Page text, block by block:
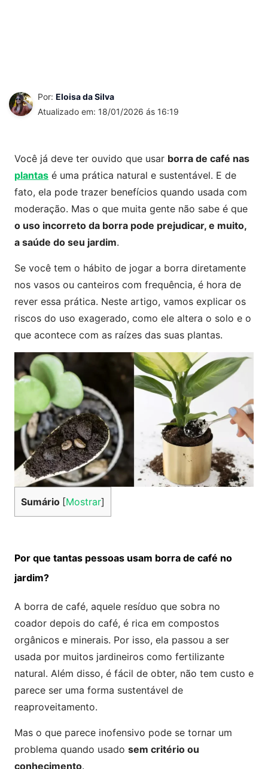
Por: Eloisa da Silva
Atualizado em: 18/01/2026 ás 16:19
Você já deve ter ouvido que usar borra de café nas
plantas é uma prática natural e sustentável. E de
fato, ela pode trazer benefícios quando usada com
moderação. Mas o que muita gente não sabe é que
o uso incorreto da borra pode prejudicar, e muito,
a saúde do seu jardim.
Se você tem o hábito de jogar a borra diretamente
nos vasos ou canteiros com frequência, é hora de
rever essa prática. Neste artigo, vamos explicar os
riscos do uso exagerado, como ele altera o solo e o
que acontece com as raízes das suas plantas.
Sumário [Mostrar]
Por que tantas pessoas usam borra de café no
jardim?
A borra de café, aquele resíduo que sobra no
coador depois do café, é rica em compostos
orgânicos e minerais. Por isso, ela passou a ser
usada por muitos jardineiros como fertilizante
natural. Além disso, é fácil de obter, não tem custo e
parece ser uma forma sustentável de
reaproveitamento.
Mas o que parece inofensivo pode se tornar um
problema quando usado sem critério ou
conhecimento.